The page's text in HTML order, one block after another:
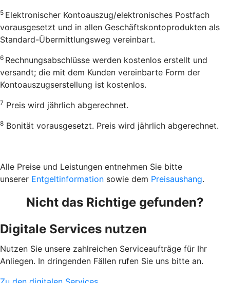
5 Elektronischer Kontoauszug/elektronisches Postfach
vorausgesetzt und in allen Geschäftskontoprodukten als
Standard-Übermittlungsweg vereinbart.
6 Rechnungsabschlüsse werden kostenlos erstellt und
versandt; die mit dem Kunden vereinbarte Form der
Kontoauszugserstellung ist kostenlos.
7 Preis wird jährlich abgerechnet.
8 Bonität vorausgesetzt. Preis wird jährlich abgerechnet.
Alle Preise und Leistungen entnehmen Sie bitte
unserer Entgeltinformation sowie dem Preisaushang.
Nicht das Richtige gefunden?
Digitale Services nutzen
Nutzen Sie unsere zahlreichen Serviceaufträge für Ihr
Anliegen. In dringenden Fällen rufen Sie uns bitte an.